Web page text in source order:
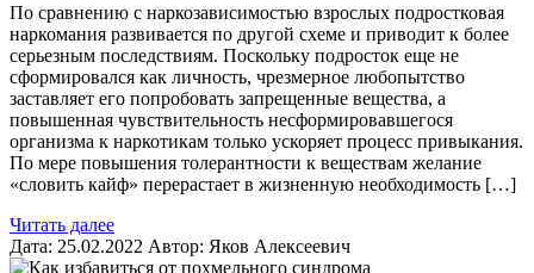
По сравнению с наркозависимостью взрослых подростковая
наркомания развивается по другой схеме и приводит к более
серьезным последствиям. Поскольку подросток еще не
сформировался как личность, чрезмерное любопытство
заставляет его попробовать запрещенные вещества, а
повышенная чувствительность несформировавшегося
организма к наркотикам только ускоряет процесс привыкания.
По мере повышения толерантности к веществам желание
«словить кайф» перерастает в жизненную необходимость […]
Читать далее
Дата: 25.02.2022 Автор: Яков Алексеевич